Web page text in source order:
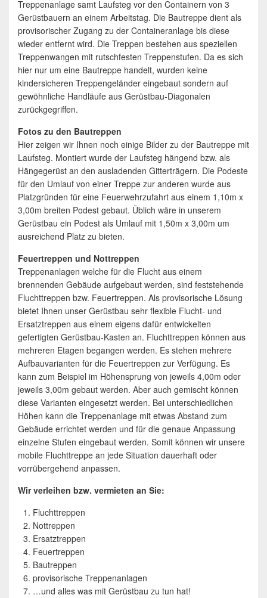
Treppenanlage samt Laufsteg vor den Containern von 3
Gerüstbauern an einem Arbeitstag. Die Bautreppe dient als
provisorischer Zugang zu der Containeranlage bis diese
wieder entfernt wird. Die Treppen bestehen aus speziellen
Treppenwangen mit rutschfesten Treppenstufen. Da es sich
hier nur um eine Bautreppe handelt, wurden keine
kindersicheren Treppengeländer eingebaut sondern auf
gewöhnliche Handläufe aus Gerüstbau-Diagonalen
zurückgegriffen.
Fotos zu den Bautreppen
Hier zeigen wir Ihnen noch einige Bilder zu der Bautreppe mit
Laufsteg. Montiert wurde der Laufsteg hängend bzw. als
Hängegerüst an den ausladenden Gitterträgern. Die Podeste
für den Umlauf von einer Treppe zur anderen wurde aus
Platzgründen für eine Feuerwehrzufahrt aus einem 1,10m x
3,00m breiten Podest gebaut. Üblich wäre in unserem
Gerüstbau ein Podest als Umlauf mit 1,50m x 3,00m um
ausreichend Platz zu bieten.
Feuertreppen und Nottreppen
Treppenanlagen welche für die Flucht aus einem
brennenden Gebäude aufgebaut werden, sind feststehende
Fluchttreppen bzw. Feuertreppen. Als provisorische Lösung
bietet Ihnen unser Gerüstbau sehr flexible Flucht- und
Ersatztreppen aus einem eigens dafür entwickelten
gefertigten Gerüstbau-Kasten an. Fluchttreppen können aus
mehreren Etagen begangen werden. Es stehen mehrere
Aufbauvarianten für die Feuertreppen zur Verfügung. Es
kann zum Beispiel im Höhensprung von jeweils 4,00m oder
jeweils 3,00m gebaut werden. Aber auch gemischt können
diese Varianten eingesetzt werden. Bei unterschiedlichen
Höhen kann die Treppenanlage mit etwas Abstand zum
Gebäude errichtet werden und für die genaue Anpassung
einzelne Stufen eingebaut werden. Somit können wir unsere
mobile Fluchttreppe an jede Situation dauerhaft oder
vorrübergehend anpassen.
Wir verleihen bzw. vermieten an Sie:
Fluchttreppen
Nottreppen
Ersatztreppen
Feuertreppen
Bautreppen
provisorische Treppenanlagen
…und alles was mit Gerüstbau zu tun hat!